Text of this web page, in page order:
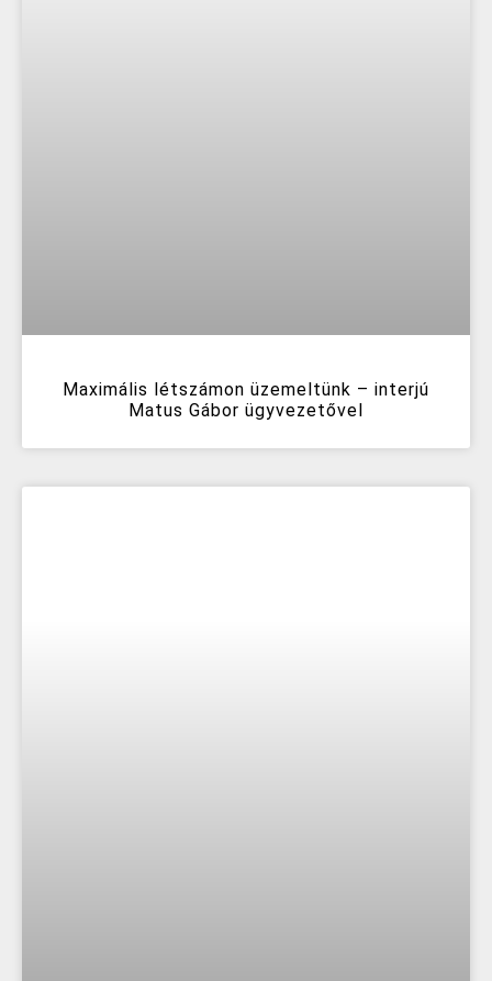
Maximális létszámon üzemeltünk – interjú
Matus Gábor ügyvezetővel